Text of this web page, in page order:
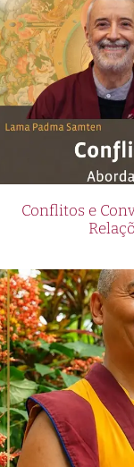
Conflitos e